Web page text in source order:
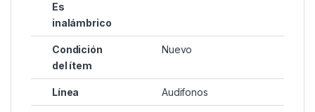
Es
inalámbrico
Condición
del ítem
Nuevo
Línea Audifonos